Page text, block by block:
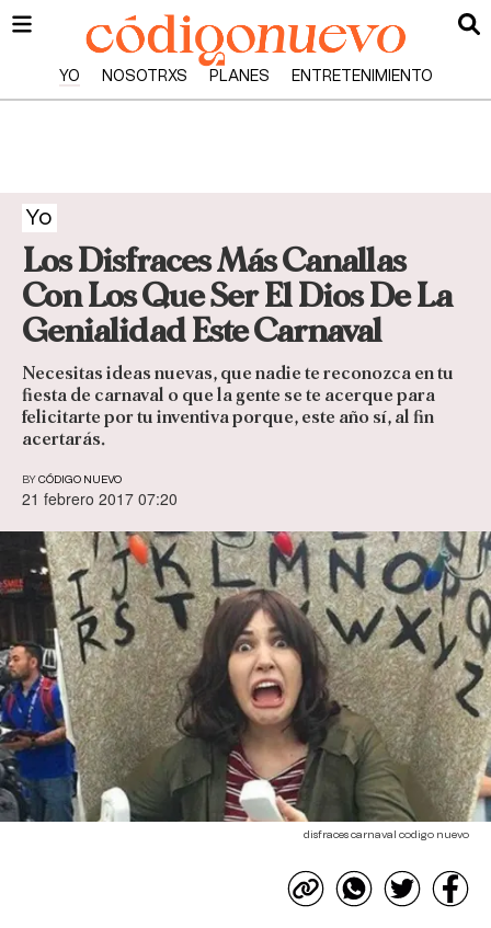
YO NOSOTRXS PLANES ENTRETENIMIENTO
Yo
Los Disfraces Más Canallas
Con Los Que Ser El Dios De La
Genialidad Este Carnaval
Necesitas ideas nuevas, que nadie te reconozca en tu
fiesta de carnaval o que la gente se te acerque para
felicitarte por tu inventiva porque, este año sí, al fin
acertarás.
BY CÓDIGO NUEVO
21 febrero 2017 07:20
disfraces carnaval codigo nuevo